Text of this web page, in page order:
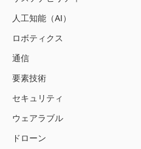
人工知能（AI）
ロボティクス
通信
要素技術
セキュリティ
ウェアラブル
ドローン